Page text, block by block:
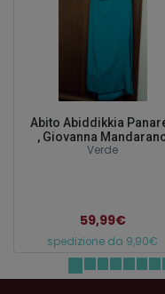
Abito Abiddikkia
, Giovanna
Verde
59,99€
spedizione da 9,90€